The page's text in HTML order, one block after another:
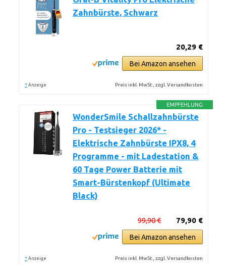
Zahnbürste, Schwarz
20,29 €
Bei Amazon ansehen
* Anzeige Preis inkl. MwSt., zzgl. Versandkosten
EMPFEHLUNG
WonderSmile Schallzahnbürste
Pro - Testsieger 2026* -
Elektrische Zahnbürste IPX8, 4
Programme - mit Ladestation &
60 Tage Power Batterie mit
Smart-Bürstenkopf (Ultimate
Black)
79,90 €
99,90 €
Bei Amazon ansehen
* Anzeige Preis inkl. MwSt., zzgl. Versandkosten